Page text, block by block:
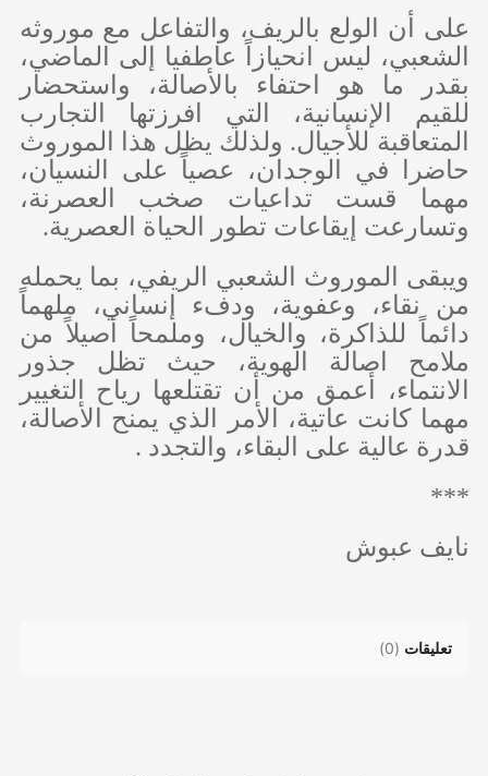
على أن الولع بالريف، والتفاعل مع موروثه
الشعبي، ليس انحيازاً عاطفيا إلى الماضي،
بقدر ما هو احتفاء بالأصالة، واستحضار
للقيم الإنسانية، التي افرزتها التجارب
المتعاقبة للأجيال. ولذلك يظل هذا الموروث
حاضرا في الوجدان، عصياً على النسيان،
مهما قست تداعيات صخب العصرنة،
وتسارعت إيقاعات تطور الحياة العصرية.
ويبقى الموروث الشعبي الريفي، بما يحمله
من نقاء، وعفوية، ودفء إنساني، ملهماً
دائماً للذاكرة، والخيال، وملمحاً أصيلاً من
ملامح اصالة الهوية، حيث تظل جذور
الانتماء، أعمق من أن تقتلعها رياح التغيير
مهما كانت عاتية، الأمر الذي يمنح الأصالة،
قدرة عالية على البقاء، والتجدد .
***
نايف عبوش
تعليقات (
0
)